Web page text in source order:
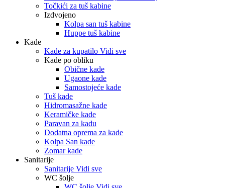
Točkići za tuš kabine
Izdvojeno
Kolpa san tuš kabine
Huppe tuš kabine
Kade
Kade za kupatilo Vidi sve
Kade po obliku
Obične kade
Ugaone kade
Samostojeće kade
Tuš kade
Hidromasažne kade
Keramičke kade
Paravan za kadu
Dodatna oprema za kade
Kolpa San kade
Zomar kade
Sanitarije
Sanitarije Vidi sve
WC šolje